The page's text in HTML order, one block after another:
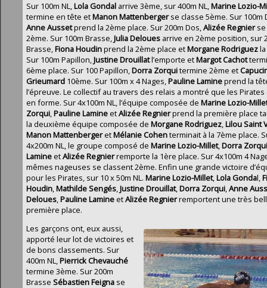
Sur 100m NL,Lola Gondal arrive 3ème, sur 400m NL,Marine Lozio-
termine en tête etManon Mattenbergerse classe 5ème. Sur 100m
AnneAussetprend la 2ème place. Sur 200m Dos,Alizée Regnierse
2ème. Sur 100m Brasse,Julia Deloues arrive en 2ème position, sur
Brasse,FionaHoudinprend la 2ème place etMorgane Rodriguez
Sur 100m Papillon,Justine Drouillatl’emporte etMargot Cachot
6ème place. Sur 100 Papillon,Dorra Zorquitermine 2ème et
Grieumard 10ème. Sur 100m x 4 Nages,Pauline Lamineprend la
l’épreuve. Le collectif au travers des relais a montré que les
en forme. Sur 4x100m NL, l’équipe composée de Marine Lozio-
Zorqui,Pauline LamineetAlizée Regnierprend la première place
la deuxième équipe composée de Morgane Rodriguez,Lilou Saint
Manon MattenbergeretMélanieCohenterminait à la 7ème place.
4x200m NL, le groupe composé de Marine Lozio-Millet,Dorra Zorqui
LamineetAlizée Regnierremporte la 1ère place. Sur 4x100m 4
mêmes nageuses se classent 2ème. Enfin une grande victoire
pour les Pirates, sur 10 x 50m NL. Marine Lozio-Millet,Lola Gondal,
Houdin,Mathilde Sengés,Justine Drouillat,Dorra Zorqui,Anne
Deloues,Pauline LamineetAlizée Regnierremportent une très
première place.
Les garçons ont, eux aussi,
apporté leur lot de victoires et
de bons classements. Sur
400m NL,Pierrick Chevauché
termine 3ème. Sur 200m
Brasse Sébastien Feigna se